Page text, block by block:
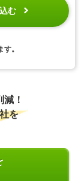
む
。
！
を